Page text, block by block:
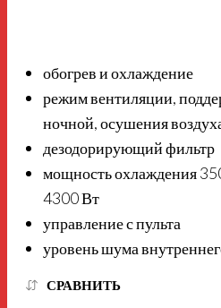
обогрев и охлаждение
режим вентиляции,
ночной, осушения
дезодорирующий фильтр
мощность охлаждения
4300 Вт
управление с пульта
уровень шума
СРАВНИТЬ